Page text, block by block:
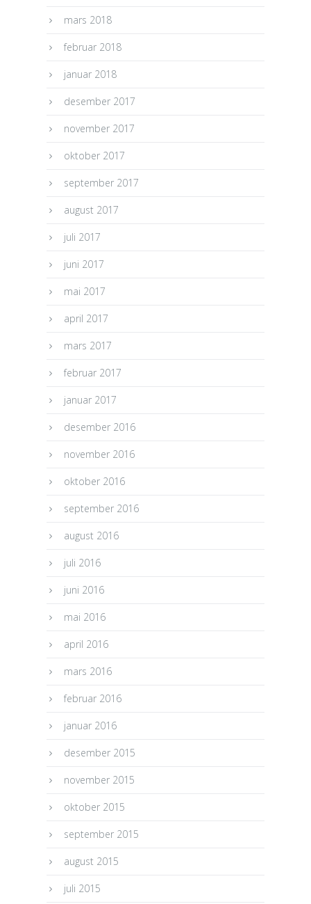
mars 2018
februar 2018
januar 2018
desember 2017
november 2017
oktober 2017
september 2017
august 2017
juli 2017
juni 2017
mai 2017
april 2017
mars 2017
februar 2017
januar 2017
desember 2016
november 2016
oktober 2016
september 2016
august 2016
juli 2016
juni 2016
mai 2016
april 2016
mars 2016
februar 2016
januar 2016
desember 2015
november 2015
oktober 2015
september 2015
august 2015
juli 2015